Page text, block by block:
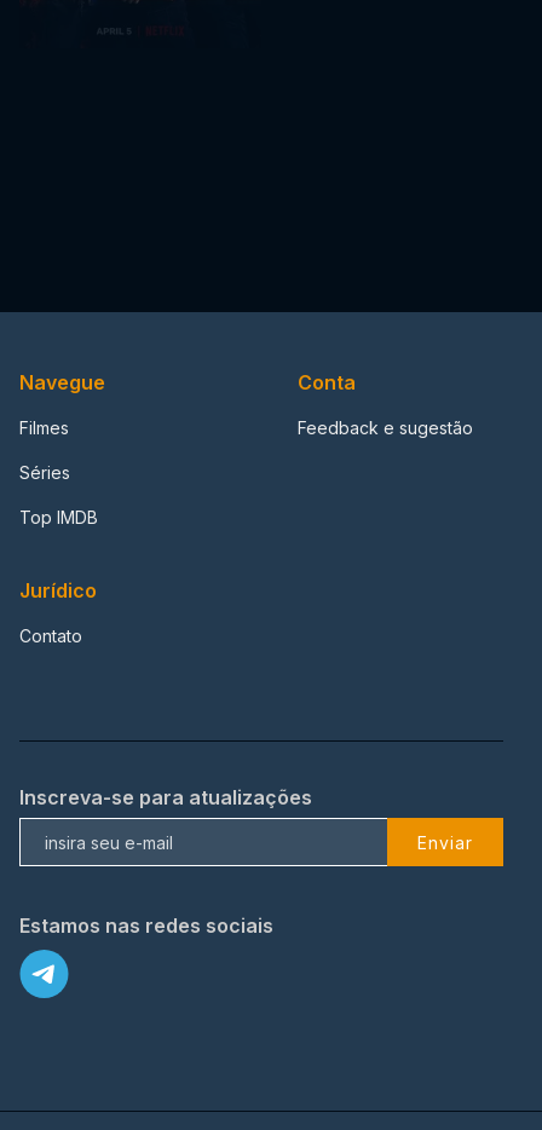
Navegue
Filmes
Séries
Top IMDB
Conta
Feedback e sugestão
Jurídico
Contato
Inscreva-se para atualizações
Enviar
Estamos nas redes sociais